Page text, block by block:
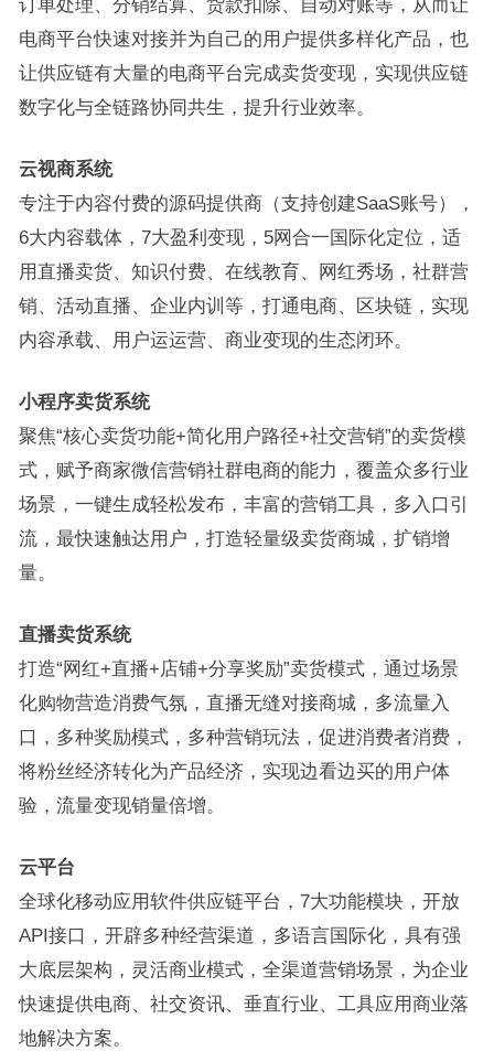
订单处理、分销结算、货款扣除、自动对账等，从而让
电商平台快速对接并为自己的用户提供多样化产品，也
让供应链有大量的电商平台完成卖货变现，实现供应链
数字化与全链路协同共生，提升行业效率。
云视商系统
专注于内容付费的源码提供商（支持创建SaaS账号），
6大内容载体，7大盈利变现，5网合一国际化定位，适
用直播卖货、知识付费、在线教育、网红秀场，社群营
销、活动直播、企业内训等，打通电商、区块链，实现
内容承载、用户运运营、商业变现的生态闭环。
小程序卖货系统
聚焦“核心卖货功能+简化用户路径+社交营销”的卖货模
式，赋予商家微信营销社群电商的能力，覆盖众多行业
场景，一键生成轻松发布，丰富的营销工具，多入口引
流，最快速触达用户，打造轻量级卖货商城，扩销增
量。
直播卖货系统
打造“网红+直播+店铺+分享奖励”卖货模式，通过场景
化购物营造消费气氛，直播无缝对接商城，多流量入
口，多种奖励模式，多种营销玩法，促进消费者消费，
将粉丝经济转化为产品经济，实现边看边买的用户体
验，流量变现销量倍增。
云平台
全球化移动应用软件供应链平台，7大功能模块，开放
API接口，开辟多种经营渠道，多语言国际化，具有强
大底层架构，灵活商业模式，全渠道营销场景，为企业
快速提供电商、社交资讯、垂直行业、工具应用商业落
地解决方案。